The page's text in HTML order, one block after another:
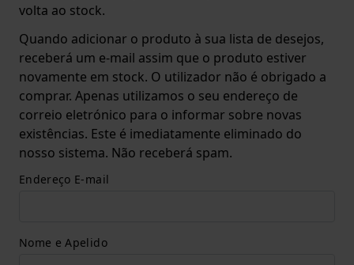
volta ao stock.
Quando adicionar o produto à sua lista de desejos,
receberá um e-mail assim que o produto estiver
novamente em stock. O utilizador não é obrigado a
comprar. Apenas utilizamos o seu endereço de
correio eletrónico para o informar sobre novas
existências. Este é imediatamente eliminado do
nosso sistema. Não receberá spam.
Endereço E-mail
Nome e Apelido